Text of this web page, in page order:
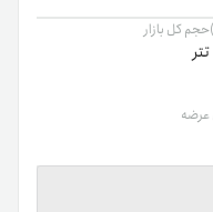
حجم کل بازار
تتر
عرضه